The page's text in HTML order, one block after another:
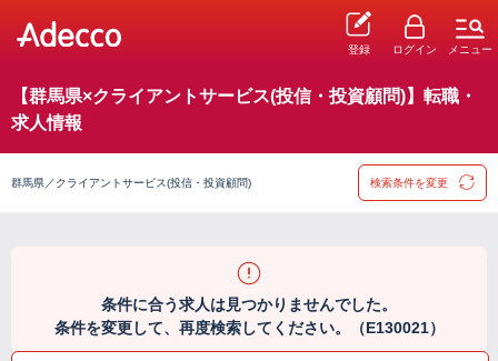
登録 ログイン メニュー
【群馬県×クライアントサービス(投信・投資顧問)】転職・
求人情報
群馬県／クライアントサービス(投信・投資顧問) 検索条件を変更
条件に合う求人は見つかりませんでした。
条件を変更して、再度検索してください。（E130021）